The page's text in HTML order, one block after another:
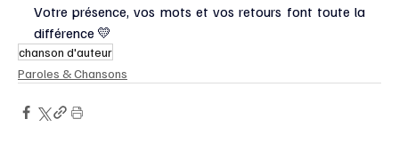
Votre présence, vos mots et vos retours font toute la
différence 💛
chanson d'auteur
Paroles & Chansons